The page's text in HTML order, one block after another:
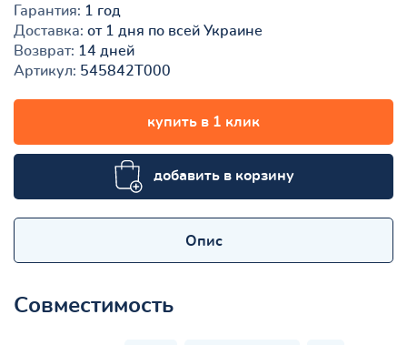
Гарантия: 1 год
Доставка: от 1 дня по всей Украине
Возврат: 14 дней
Артикул: 545842T000
купить в 1 клик
добавить в корзину
Опис
Совместимость